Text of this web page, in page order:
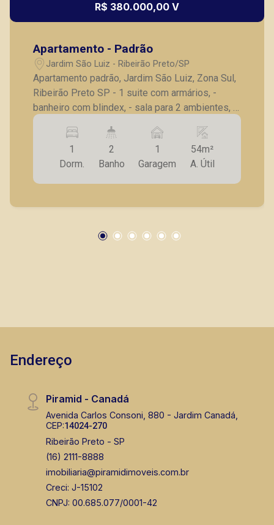
R$ 380.000,00 V
Apartamento - Padrão
Jardim São Luiz - Ribeirão Preto/SP
Apartamento padrão, Jardim São Luiz, Zona Sul,
Ribeirão Preto SP - 1 suite com armários, -
banheiro com blindex, - sala para 2 ambientes, -
lavabo, - cozinha planejada, - sacada fechada
com blindex, - ar condicionado no dormitório e
seus clientes com agilidade e segurança, em
locação, vendas de imóveis prontos, usados ou
de Ribeirão Preto.
1
Dorm.
2
Banho
1
Garagem
54m²
A. Útil
Endereço
Piramid - Canadá
Avenida Carlos Consoni, 880 - Jardim Canadá,
CEP:14024-270
Ribeirão Preto - SP
(16) 2111-8888
imobiliaria@piramidimoveis.com.br
Creci: J-15102
CNPJ: 00.685.077/0001-42